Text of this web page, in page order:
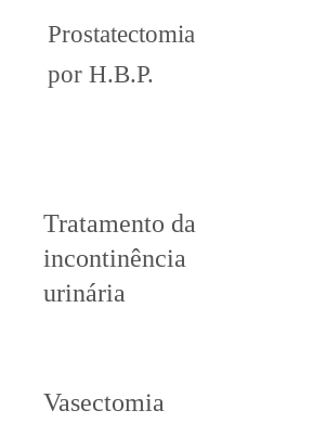
Prostatectomia
por H.B.P.
Vasectomia
Tratamento da
incontinência
urinária